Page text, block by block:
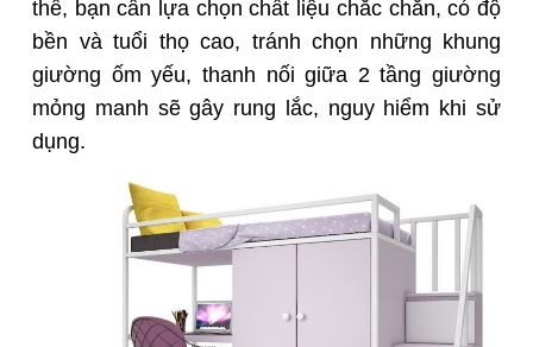
thế, bạn cần lựa chọn chất liệu chắc chắn, có độ
bền và tuổi thọ cao, tránh chọn những khung
giường ốm yếu, thanh nối giữa 2 tầng giường
mỏng manh sẽ gây rung lắc, nguy hiểm khi sử
dụng.